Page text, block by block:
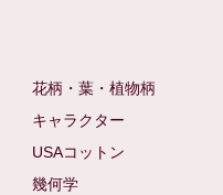
花柄・葉・植物柄
キャラクター
USAコットン
幾何学